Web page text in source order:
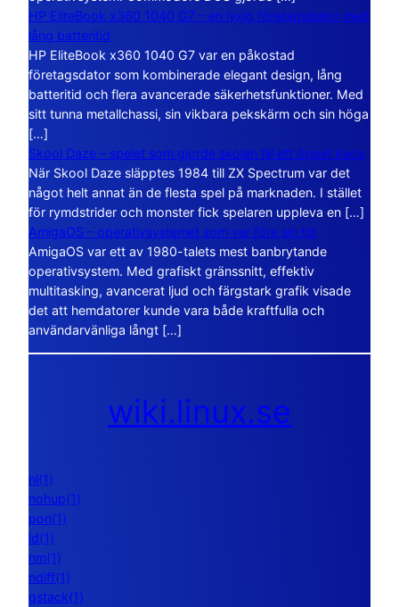
HP EliteBook x360 1040 G7 – en lyxig företagsdator med
lång batteritid
HP EliteBook x360 1040 G7 var en påkostad
företagsdator som kombinerade elegant design, lång
batteritid och flera avancerade säkerhetsfunktioner. Med
sitt tunna metallchassi, sin vikbara pekskärm och sin höga
[…]
Skool Daze – spelet som gjorde skolan till ett öppet kaos
När Skool Daze släpptes 1984 till ZX Spectrum var det
något helt annat än de flesta spel på marknaden. I stället
för rymdstrider och monster fick spelaren uppleva en […]
AmigaOS – operativsystemet som var före sin tid
AmigaOS var ett av 1980-talets mest banbrytande
operativsystem. Med grafiskt gränssnitt, effektiv
multitasking, avancerat ljud och färgstark grafik visade
det att hemdatorer kunde vara både kraftfulla och
användarvänliga långt […]
wiki.linux.se
nl(1)
nohup(1)
pon(1)
ld(1)
nm(1)
ndiff(1)
gstack(1)